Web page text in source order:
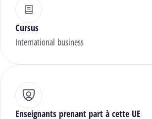
Cursus
International business
Enseignants prenant part à cette UE